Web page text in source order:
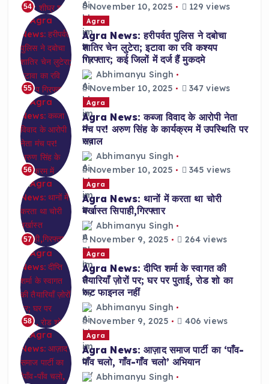
54
November 10, 2025
129 views
55
Agra
Agra News: हरीपर्वत पुलिस ने दबोचा
शातिर चेन लुटेरा; इटावा का रवि कश्यप
गिरफ्तार; कई जिलों में दर्ज हैं मुकदमे
Abhimanyu Singh
November 10, 2025
347 views
56
Agra
Agra News: कब्जा विवाद के आरोपी नेता
मंच पर! अरुण सिंह के कार्यक्रम में उपस्थिति पर
सवाल
Abhimanyu Singh
November 10, 2025
345 views
57
Agra
Agra News: थानों में करता था चोरी
बर्खास्त सिपाही,गिरफ्तार
Abhimanyu Singh
November 9, 2025
264 views
58
Agra
Agra News: दीप्ति शर्मा के स्वागत की
तैयारियाँ ज़ोरों पर; घर पर पुताई, रोड शो का
रूट फाइनल नहीं
Abhimanyu Singh
November 9, 2025
406 views
Agra
Agra News: आज़ाद समाज पार्टी का ‘पाँव-
पाँव चलो, गाँव-गाँव चलो’ अभियान
Abhimanyu Singh